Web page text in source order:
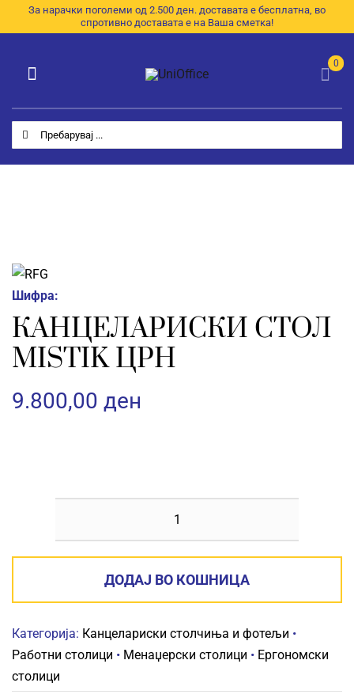
to
За нарачки поголеми од 2.500 ден. доставата е бесплатна, во
спротивно доставата е на Ваша сметка!
Search
for:
0
Toggle
Navigation
Категории
Почетна
E-Каталог
Контакт
Шифра:
КАНЦЕЛАРИСКИ СТОЛ
MISTIK ЦРН
9.800,00 ден
MISTIK
ДОДАЈ ВО КОШНИЦА
Категорија: Канцелариски столчиња и фотељи •
Работни столици • Менаџерски столици • Ергономски
столици